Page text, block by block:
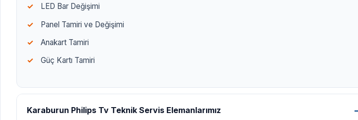
LED Bar Değişimi
Panel Tamiri ve Değişimi
Anakart Tamiri
Güç Kartı Tamiri
Karaburun Philips Tv Teknik Servis Elemanlarımız